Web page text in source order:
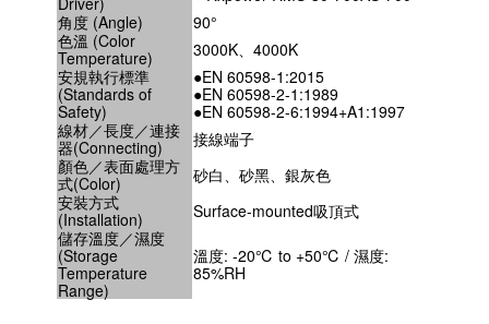
角度 (Angle)
90°
色溫 (Color
Temperature)
3000K、4000K
安規執行標準
(Standards of
Safety)
●EN 60598-1:2015
●EN 60598-2-1:1989
●EN 60598-2-6:1994+A1:1997
線材／長度／連接
器(Connecting)
接線端子
顏色／表面處理方
式(Color)
砂白、砂黑、銀灰色
安裝方式
(Installation)
Surface-mounted吸頂式
儲存溫度／濕度
(Storage
Temperature
Range)
溫度: -20℃ to +50℃ / 濕度:
85%RH